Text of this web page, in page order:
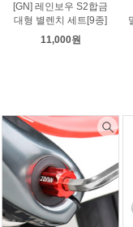
[GN] 레인보우 S2합금
대형 별렌치 세트[9종]
11,000원